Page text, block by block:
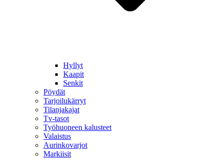
Hyllyt
Kaapit
Senkit
Pöydät
Tarjoilukärryt
Tilanjakajat
Tv-tasot
Työhuoneen kalusteet
Valaistus
Aurinkovarjot
Markiisit